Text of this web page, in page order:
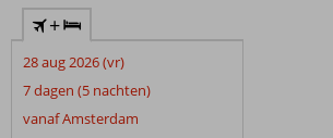
+
28 aug 2026 (vr)
7 dagen (5 nachten)
vanaf Amsterdam